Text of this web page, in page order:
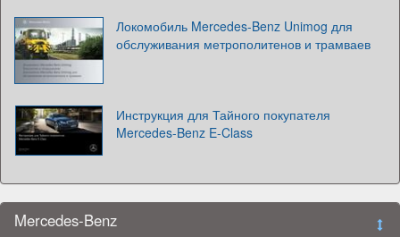
Локомобиль Mercedes-Benz Unimog для
обслуживания метрополитенов и трамваев
Инструкция для Тайного покупателя
Mercedes-Benz E-Class
Mercedes-Benz